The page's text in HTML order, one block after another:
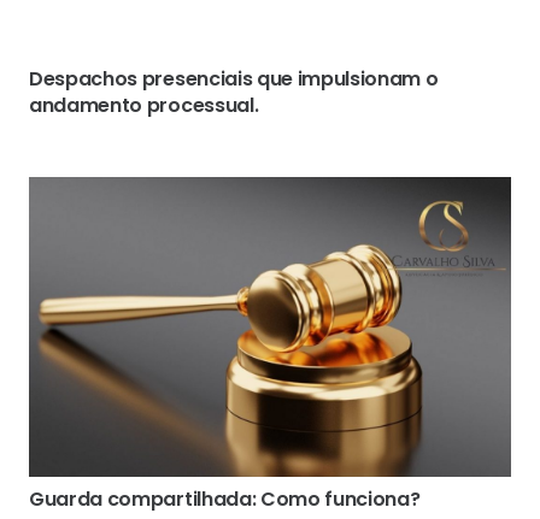
Despachos presenciais que impulsionam o
andamento processual.
Guarda compartilhada: Como funciona?